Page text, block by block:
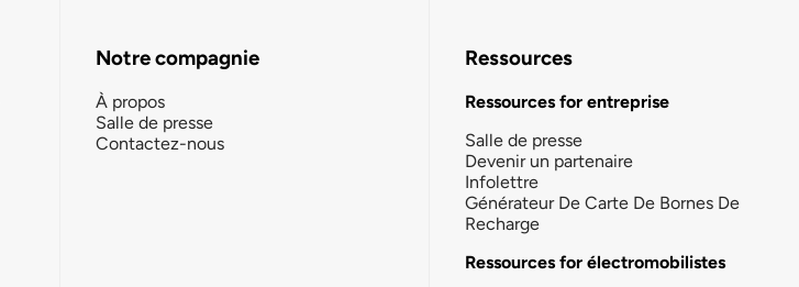
Notre compagnie
À propos
Salle de presse
Contactez-nous
Ressources
Ressources for entreprise
Salle de presse
Devenir un partenaire
Infolettre
Générateur De Carte De Bornes De
Recharge
Ressources for électromobilistes